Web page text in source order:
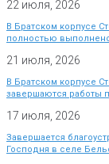
22 июля, 2026
В Братском корпусе
полностью
21 июля, 2026
В Братском корпусе
завершаются работы
17 июля, 2026
Завершается
Господня в селе